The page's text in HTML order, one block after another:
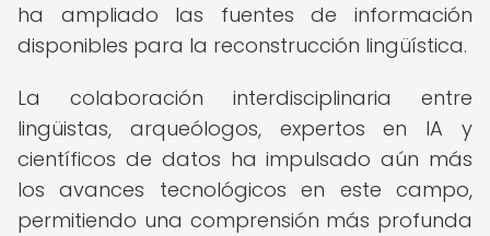
ha ampliado las fuentes de información
disponibles para la reconstrucción lingüística.
La colaboración interdisciplinaria entre
lingüistas, arqueólogos, expertos en IA y
científicos de datos ha impulsado aún más
los avances tecnológicos en este campo,
permitiendo una comprensión más profunda